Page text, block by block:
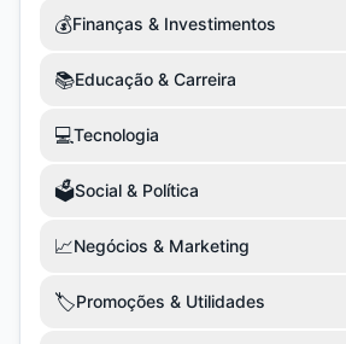
💰Finanças & Investimentos
📚Educação & Carreira
💻Tecnologia
🗳️Social & Política
📈Negócios & Marketing
🏷️Promoções & Utilidades